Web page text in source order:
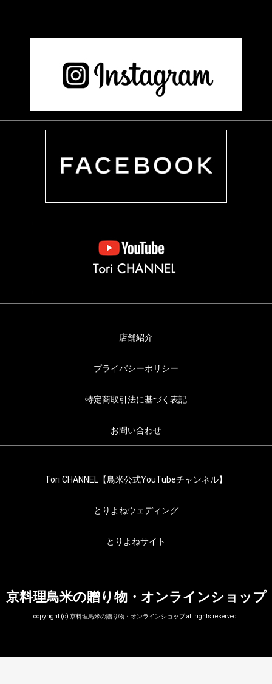
店舗紹介
プライバシーポリシー
特定商取引法に基づく表記
お問い合わせ
Tori CHANNEL【鳥米公式YouTubeチャンネル】
とりよねウェディング
とりよねサイト
京料理鳥米の贈り物・オンラインショップ
copyright (c) 京料理鳥米の贈り物・オンラインショップ all rights reserved.